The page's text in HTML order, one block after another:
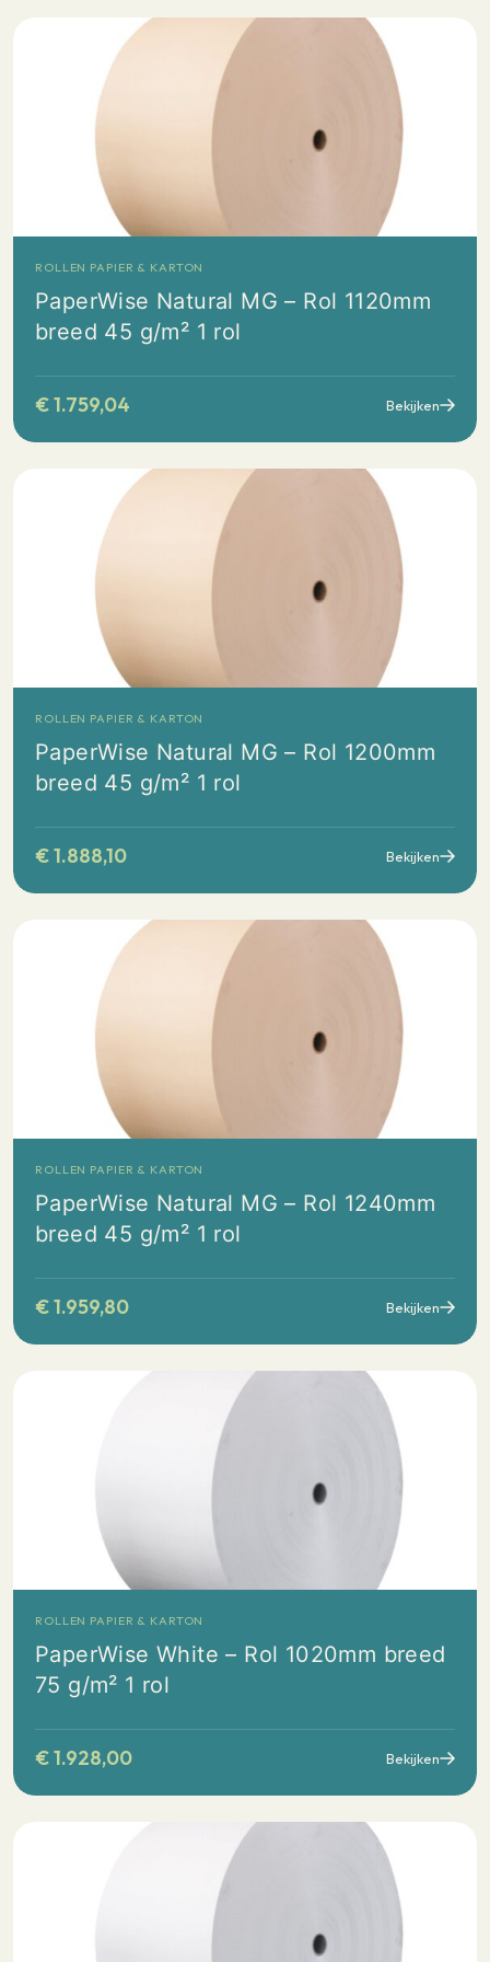
ROLLEN PAPIER & KARTON
PaperWise Natural MG – Rol 1120mm
breed 45 g/m² 1 rol
€1.759,04 Bekijken
ROLLEN PAPIER & KARTON
PaperWise Natural MG – Rol 1200mm
breed 45 g/m² 1 rol
€1.888,10 Bekijken
ROLLEN PAPIER & KARTON
PaperWise Natural MG – Rol 1240mm
breed 45 g/m² 1 rol
€1.959,80 Bekijken
ROLLEN PAPIER & KARTON
PaperWise White – Rol 1020mm breed
75 g/m² 1 rol
€1.928,00 Bekijken